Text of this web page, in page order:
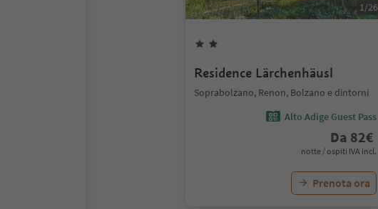
1/26
Residence Lärchenhäusl
Soprabolzano, Renon, Bolzano e dintorni
Alto Adige Guest Pass
Da 82€
notte / ospiti IVA incl.
Prenota ora